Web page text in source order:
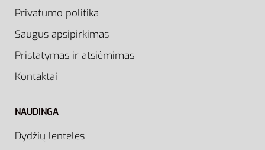
Privatumo politika
Saugus apsipirkimas
Pristatymas ir atsiėmimas
Kontaktai
NAUDINGA
Dydžių lentelės